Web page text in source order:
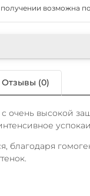
возможна
Отзывы (0)
очень высокой
благодаря